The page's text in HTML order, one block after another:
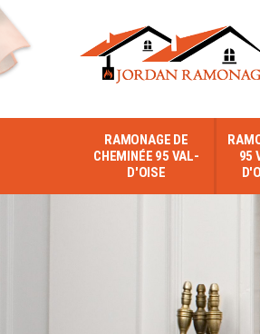
RAMONAGE DE
CHEMINÉE 95 VAL-
D'OISE
95